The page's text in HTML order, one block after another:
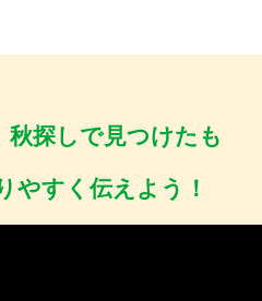
秋探しで見つけたも
やすく伝えよう！